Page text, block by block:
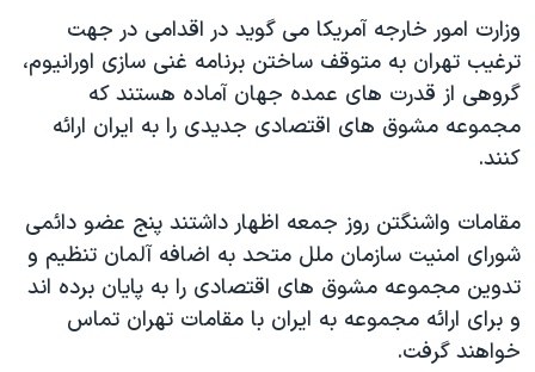
جهش
به
جستجو
ورزشی
گزیده‌ها
ویژه برنامه‌ها
حقوق شهروندی
علم و فناوری
اسرائیل در جنگ
جام جهانی ۲۰۲۶
عملیات خشم حماسی
۲۵۰سالگی آمریکا
انتخابات ریاست جمهوری آمریکا ۲۰۲۴
حمله جمهوری اسلامی به اسرائیل
رمز مهسا
ورزش زنان در ایران
فرکانس‌های صدای آمریکا
پخش رادیویی
یادگیری زبان انگلیسی
زبانهای مختلف
وزارت امور خارجه آمريکا می گويد در اقدامی در جهت
ترغيب تهران به متوقف ساختن برنامه غنی سازی اورانيوم،
گروهی از قدرت های عمده جهان آماده هستند که
مجموعه مشوق های اقتصادی جديدی را به ايران ارائه
کنند.
مقامات واشنگتن روز جمعه اظهار داشتند پنج عضو دائمی
شورای امنيت سازمان ملل متحد به اضافه آلمان تنظيم و
تدوين مجموعه مشوق های اقتصادی را به پايان برده اند
و برای ارائه مجموعه به ايران با مقامات تهران تماس
خواهند گرفت.